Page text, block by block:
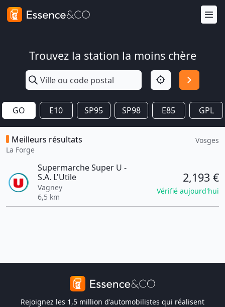
Trouvez la station la moins chère
GO E10 SP95 SP98 E85 GPL
Meilleurs résultats
La Forge
Vosges
Supermarche Super U -
S.A. L'Utile
Vagney
6,5 km
2,193 €
Vérifié aujourd'hui
Rejoignez les 1,5 million d'automobilistes qui réalisent